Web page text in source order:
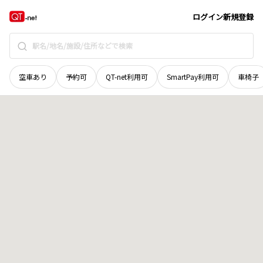
ログイン新規登録
空車あり 予約可 QT-net利用可 SmartPay利用可 車椅子
山口県